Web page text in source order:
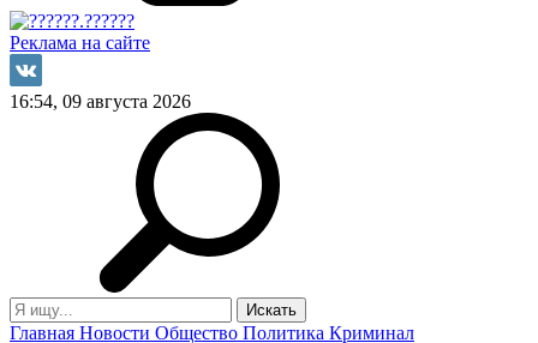
Реклама на сайте
16:54, 09 августа 2026
Главная Новости Общество Политика Криминал